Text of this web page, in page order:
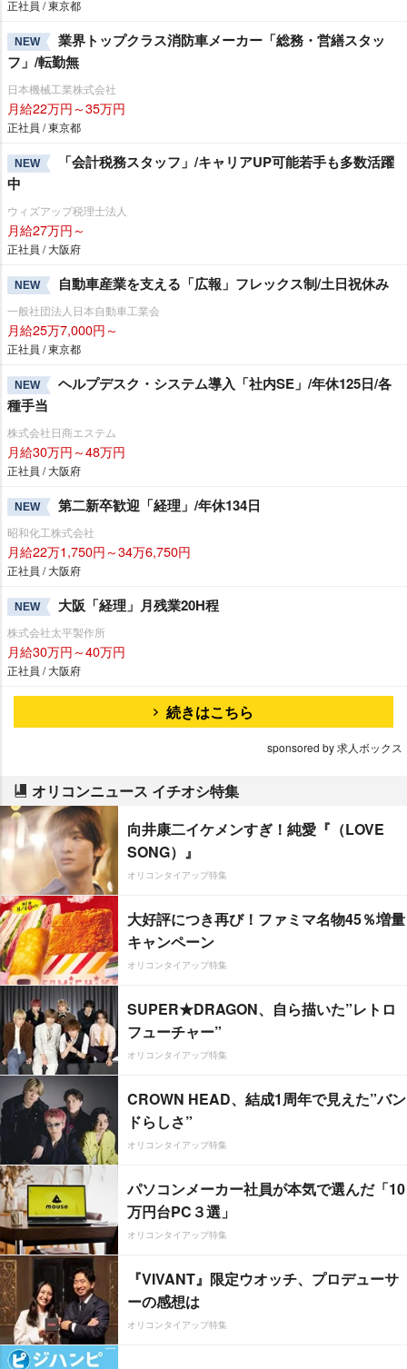
正社員 / 東京都
NEW
業界トップクラス消防車メーカー「総務・営繕スタッ
フ」/転勤無
日本機械工業株式会社
月給22万円～35万円
正社員 / 東京都
NEW
「会計税務スタッフ」/キャリアUP可能若手も多数活躍
中
ウィズアップ税理士法人
月給27万円～
正社員 / 大阪府
NEW 自動車産業を支える「広報」フレックス制/土日祝休み
一般社団法人日本自動車工業会
月給25万7,000円～
正社員 / 東京都
NEW
ヘルプデスク・システム導入「社内SE」/年休125日/各
種手当
株式会社日商エステム
月給30万円～48万円
正社員 / 大阪府
NEW 第二新卒歓迎「経理」/年休134日
昭和化工株式会社
月給22万1,750円～34万6,750円
正社員 / 大阪府
NEW 大阪「経理」月残業20H程
株式会社太平製作所
月給30万円～40万円
正社員 / 大阪府
続きはこちら
sponsored by 求人ボックス
オリコンニュース イチオシ特集
向井康二イケメンすぎ！純愛『（LOVE
SONG）』
オリコンタイアップ特集
大好評につき再び！ファミマ名物45％増量
キャンペーン
オリコンタイアップ特集
SUPER★DRAGON、自ら描いた”レトロ
フューチャー”
オリコンタイアップ特集
CROWN HEAD、結成1周年で見えた”バン
ドらしさ”
オリコンタイアップ特集
パソコンメーカー社員が本気で選んだ「10
万円台PC３選」
オリコンタイアップ特集
『VIVANT』限定ウオッチ、プロデューサ
ーの感想は
オリコンタイアップ特集